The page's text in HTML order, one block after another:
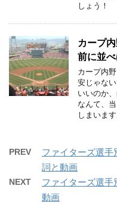
しょう！
カープ
前に並
カープ内
安じゃな
いいのか
なんて、
しまいま
PREV
ファイターズ選手
詞と動画
NEXT
ファイターズ選手
動画